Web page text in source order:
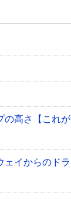
の高さ【これが
ェイからのドラ